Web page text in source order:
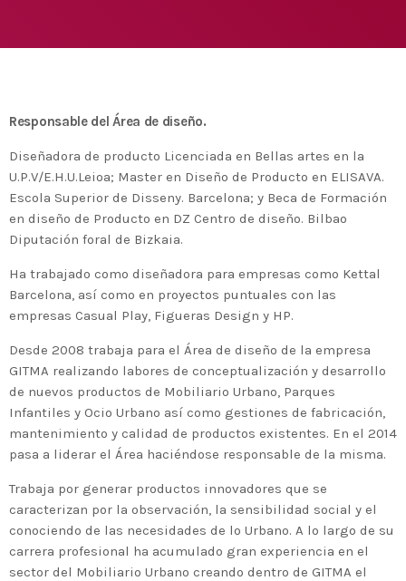
14 DE FEBRERO DE 2020
#BEMBASQUECOUNTRY2020 ADMIN
El Basque Ecodesign Meeting
2020 celebrará en Bilbao los 20
años de liderazgo en innovación
medioambiental de las empresas
vascas
Responsable del Área de diseño.
Diseñadora de producto Licenciada en Bellas artes en la
U.P.V/E.H.U.Leioa; Master en Diseño de Producto en ELISAVA.
Escola Superior de Disseny. Barcelona; y Beca de Formación
en diseño de Producto en DZ Centro de diseño. Bilbao
Diputación foral de Bizkaia.
Ha trabajado como diseñadora para empresas como Kettal
Barcelona, así como en proyectos puntuales con las
empresas Casual Play, Figueras Design y HP.
Desde 2008 trabaja para el Área de diseño de la empresa
GITMA realizando labores de conceptualización y desarrollo
de nuevos productos de Mobiliario Urbano, Parques
Infantiles y Ocio Urbano así como gestiones de fabricación,
mantenimiento y calidad de productos existentes. En el 2014
pasa a liderar el Área haciéndose responsable de la misma.
Trabaja por generar productos innovadores que se
caracterizan por la observación, la sensibilidad social y el
conociendo de las necesidades de lo Urbano. A lo largo de su
carrera profesional ha acumulado gran experiencia en el
sector del Mobiliario Urbano creando dentro de GITMA el